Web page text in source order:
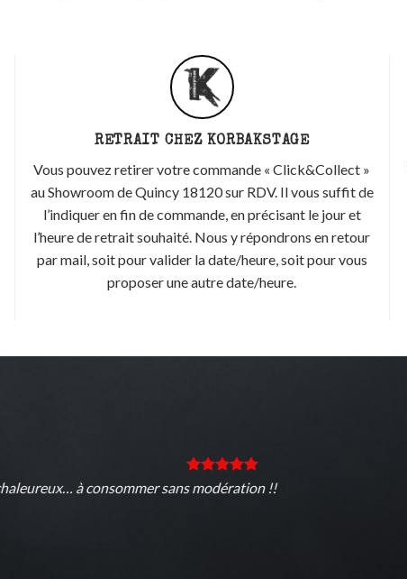
RETRAIT CHEZ KORBAKSTAGE
Vous pouvez retirer votre commande « Click&Collect »
au Showroom de Quincy 18120 sur RDV. Il vous suffit de
l’indiquer en fin de commande, en précisant le jour et
l’heure de retrait souhaité. Nous y répondrons en retour
par mail, soit pour valider la date/heure, soit pour vous
proposer une autre date/heure.